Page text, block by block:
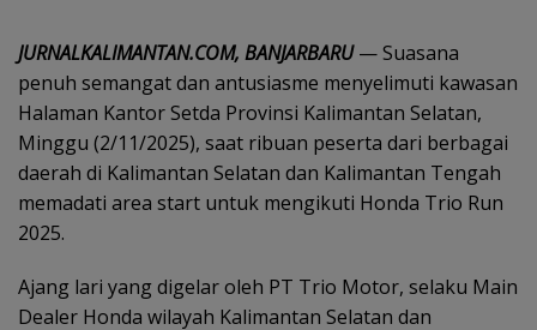
JURNALKALIMANTAN.COM, BANJARBARU— Suasana
penuh semangat dan antusiasme menyelimuti kawasan
Halaman Kantor Setda Provinsi Kalimantan Selatan,
Minggu (2/11/2025), saat ribuan peserta dari berbagai
daerah di Kalimantan Selatan dan Kalimantan Tengah
memadati area start untuk mengikuti Honda Trio Run
2025.
Ajang lari yang digelar oleh PT Trio Motor, selaku Main
Dealer Honda wilayah Kalimantan Selatan dan